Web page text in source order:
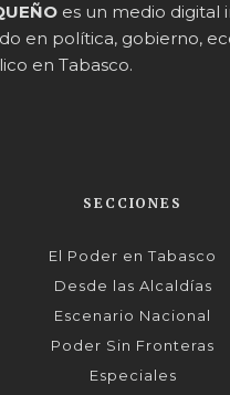
es un medio digital
en política, gobierno,
en Tabasco.
SECCIONES
El Poder en Tabasco
Desde las Alcaldías
Escenario Nacional
Poder Sin Fronteras
Especiales